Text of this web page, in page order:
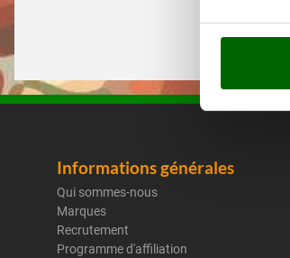
Informations générales
Qui sommes-nous
Marques
Recrutement
Programme d'affiliation